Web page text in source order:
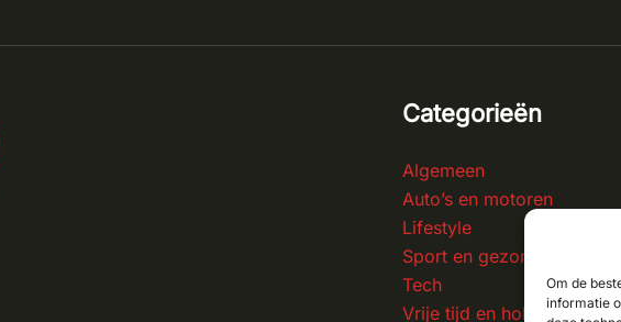
Om de
informatie
Categorieën
Algemeen
Auto’s en motoren
Lifestyle
Sport en gezondheid
Tech
Vrije tijd en hobby’s